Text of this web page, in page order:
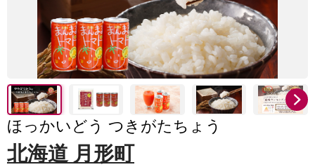
ほっかいどう つきがたちょう
北海道 月形町